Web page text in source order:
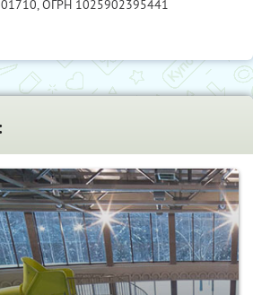
, ОГРН 1025902395441